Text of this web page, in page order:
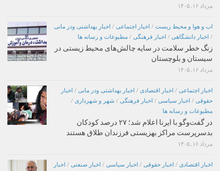
مرداد ۱۶, ۱۴۰۵
اب و هوا و محیط زیست / اخبار اجتماعی / اخبار بهداشتی ودر مانی
/ اخبار دانشگاهی / اخبار فرهنگی / مطبوعات و رسانه ها
زنگ خطر سلامت در سایه چالش‌های محیط زیستی در
سیستان و بلوچستان
مرداد ۱۶, ۱۴۰۵
اخبار اجتماعی / اخبار اقتصادی / اخبار بهداشتی ودر مانی / اخبار
حقوقی / اخبار سیاسی / اخبار فرهنگی / شهر و شهرداری /
مطبوعات و رسانه ها
در گفت‌وگو با ایرنا اعلام شد؛ ۲۷ درصد کودکان
بدسرپرست مراکز بهزیستی فرزندان طلاق هستند
مرداد ۱۶, ۱۴۰۵
اخبار اقتصادی / اخبار حقوقی / اخبار سیاسی / اخبار صنعتی / اخبار